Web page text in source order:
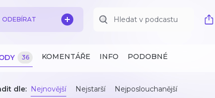
ODEBÍRAT
36 KOMENTÁŘE INFO PODOBNÉ
dle: Nejnovější Nejstarší Nejposlouchanější